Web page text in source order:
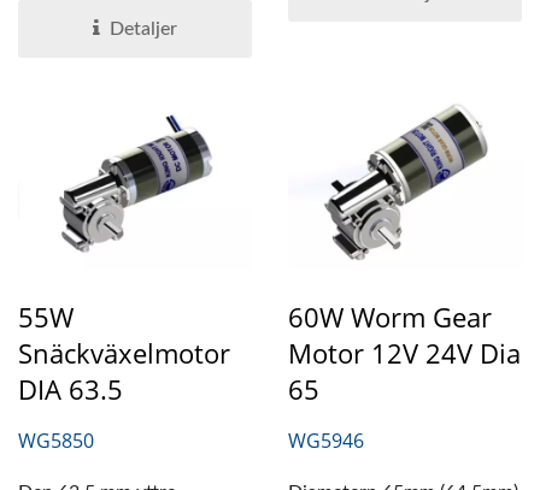
egenskapen...Detaljer
55W
Snäckväxelmotor
DIA 63.5
WG5850
60W Worm Gear
Motor 12V 24V Dia
65
WG5946